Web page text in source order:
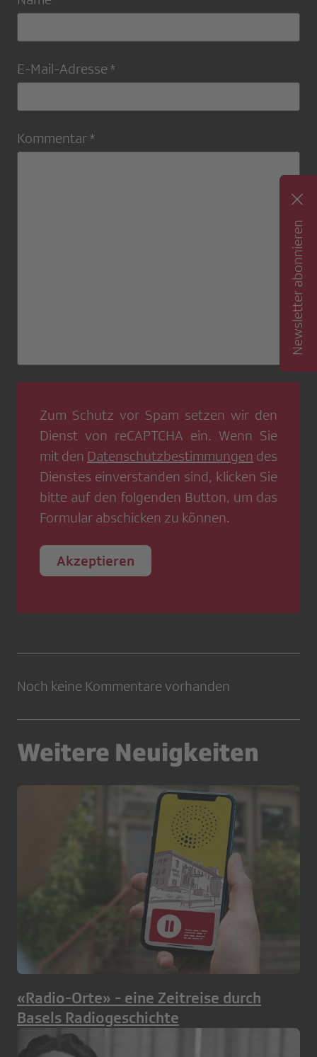
E-Mail-Adresse *
Kommentar *
Zum Schutz vor Spam setzen wir den
Dienst von reCAPTCHA ein. Wenn Sie
mit den Datenschutzbestimmungen des
Dienstes einverstanden sind, klicken Sie
bitte auf den folgenden Button, um das
Formular abschicken zu können.
Akzeptieren
Noch keine Kommentare vorhanden
Weitere Neuigkeiten
«Radio-Orte» - eine Zeitreise durch
Basels Radiogeschichte
Newsletter abonnieren